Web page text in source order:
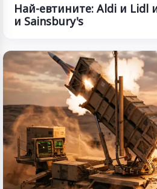
Най-евтините: Aldi и Lidl
и Sainsbury's